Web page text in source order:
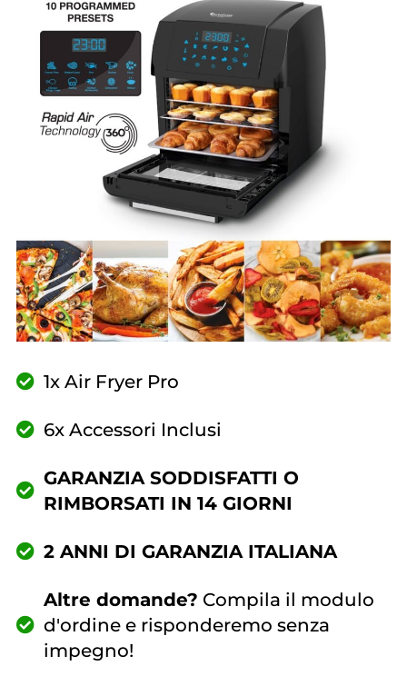
1x Air Fryer Pro
6x Accessori Inclusi
GARANZIA SODDISFATTI O
RIMBORSATI IN 14 GIORNI
2 ANNI DI GARANZIA ITALIANA
Altre domande? Compila il modulo
d'ordine e risponderemo senza
impegno!